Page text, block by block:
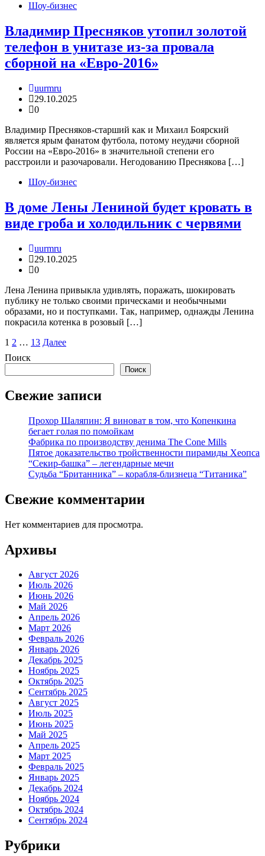
Шоу-бизнес
Владимир Пресняков утопил золотой
телефон в унитазе из-за провала
сборной на «Евро-2016»
uurmru
29.10.2025
0
Владимир Пресняков-старший как и Михаил Боярский
является ярым фанатом футбола, потому неудачи сборной
России на «Евро-2016» в значительной степени его
расстроили и разочаровали. Негодованию Преснякова […]
Шоу-бизнес
В доме Лены Лениной будет кровать в
виде гроба и холодильник с червями
uurmru
29.10.2025
0
Лена Ленина привыкла удивлять, поражать, шокировать
публику не только своими прическами и необычными
образами, но и поступками. Так, например, однажды Ленина
покрасила котенка в розовый […]
Пагинация
записей
1 2 … 13 Далее
Поиск
Поиск
Свежие записи
Прохор Шаляпин: Я виноват в том, что Копенкина
бегает голая по помойкам
Фабрика по производству денима The Cone Mills
Пятое доказательство тройственности пирамиды Хеопса
“Секир-башка” – легендарные мечи
Судьба “Британника” – корабля-близнеца “Титаника”
Свежие комментарии
Нет комментариев для просмотра.
Архивы
Август 2026
Июль 2026
Июнь 2026
Май 2026
Апрель 2026
Март 2026
Февраль 2026
Январь 2026
Декабрь 2025
Ноябрь 2025
Октябрь 2025
Сентябрь 2025
Август 2025
Июль 2025
Июнь 2025
Май 2025
Апрель 2025
Март 2025
Февраль 2025
Январь 2025
Декабрь 2024
Ноябрь 2024
Октябрь 2024
Сентябрь 2024
Рубрики